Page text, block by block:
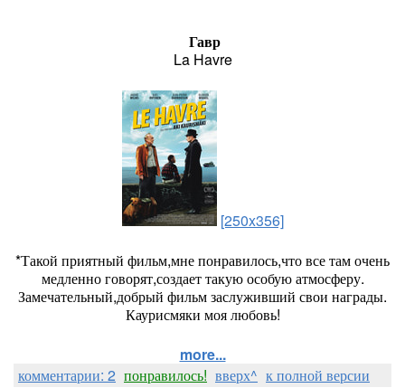
Гавр
La Havre
[250x356]
*Такой приятный фильм,мне понравилось,что все там очень
медленно говорят,создает такую особую атмосферу.
Замечательный,добрый фильм заслуживший свои награды.
Каурисмяки моя любовь!
more...
комментарии: 2 понравилось! вверх^ к полной версии